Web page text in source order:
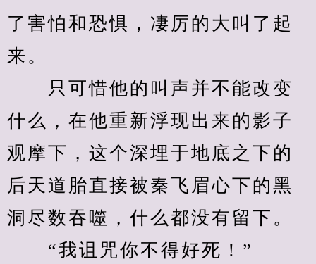
了害怕和恐惧，凄厉的大叫了起
来。
只可惜他的叫声并不能改变
什么，在他重新浮现出来的影子
观摩下，这个深埋于地底之下的
后天道胎直接被秦飞眉心下的黑
洞尽数吞噬，什么都没有留下。
“我诅咒你不得好死！”